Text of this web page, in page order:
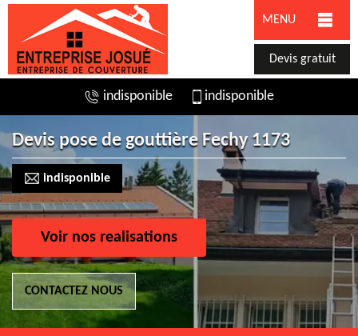
MENU
Devis gratuit
indisponible indisponible
Devis pose de gouttière Fechy 1173
indisponible
Voir nos realisations
CONTACTEZ NOUS